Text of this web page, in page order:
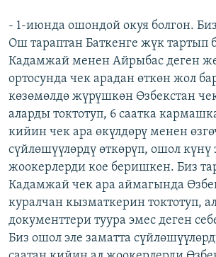
- 1-июнда ошондой окуя болгон.
Ош тараптан Баткенге жүк тартып
Кадамжай менен Айрыбас деген
ортосунда чек арадан өткөн жол
көзөмөлдө жүрүшкөн Өзбекстан
аларды токтотуп, 6 саатка
кийин чек ара өкүлдөрү менен
сүйлөшүүлөрдү өткөрүп, ошол күнү
жоокерлерди кое беришкен. Биз
Кадамжай чек ара аймагында
куралчан кызматкерин токтотуп,
документтери туура эмес деген
Биз ошол эле заматта